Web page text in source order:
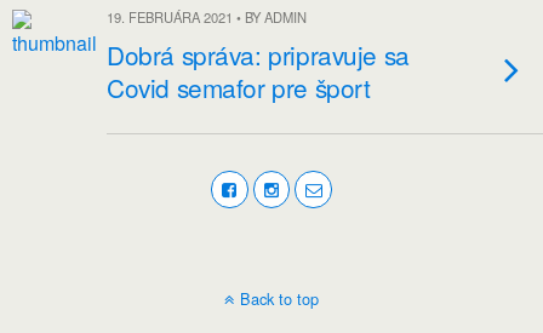
19. FEBRUÁRA 2021 • BY ADMIN
Dobrá správa: pripravuje sa
Covid semafor pre šport
Back to top